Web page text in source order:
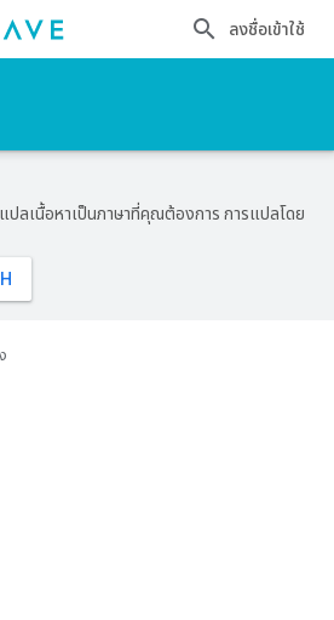
ลงชื่อเข้าใช้
ปลเนื้อหาเป็นภาษาที่คุณต้องการ การแปลโดย